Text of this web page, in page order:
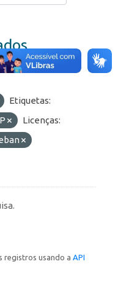
Etiquetas:
Licenças:
registros usando a API